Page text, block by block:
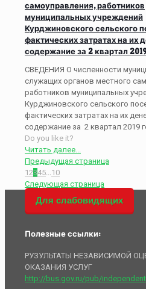
самоуправления, работников
муниципальных учреждений
Курджиновского сельского
фактических затратах на их
содержание за 2 квартал
СВЕДЕНИЯ О численности
служащих органов местного
работников муниципальных
Курджиновского сельского
фактических затратах на их
содержание за 2 квартал 2019
Do you like it?
Читать далее...
Предыдущая страница
12345...10
Следующая страница
Для слабовидящих
Полезные ссылки:
РУЗУЛЬТАТЫ НЕЗАВИСИМОЙ
ОКАЗАНИЯ УСЛУГ
http://bus.gov.ru/pub/